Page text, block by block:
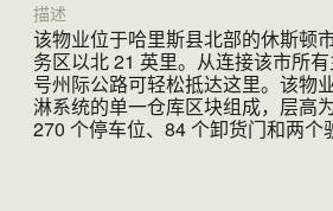
描述
该物业位于哈里斯县北部的休斯顿
务区以北 21 英里。从连接该市所
号州际公路可轻松抵达这里。该物
淋系统的单一仓库区块组成，层高
270 个停车位、84 个卸货门和两个